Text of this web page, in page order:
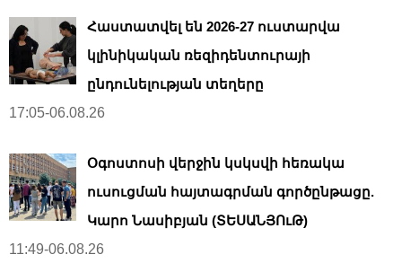
Հաստատվել են 2026-27 ուստարվա
կլինիկական ռեզիդենտուրայի
ընդունելության տեղերը
17:05-06.08.26
Օգոստոսի վերջին կսկսվի հեռակա
ուսուցման հայտագրման գործընթացը.
Կարո Նասիբյան (ՏԵՍԱՆՅՈւԹ)
11:49-06.08.26